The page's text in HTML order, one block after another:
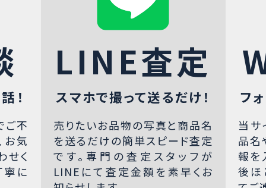
！
ご不
お気
せく
寧に
LINE査定
スマホで撮って送るだけ！
売りたいお品物の写真と商品名
を送るだけの簡単スピード査定
です。専門の査定スタッフが
LINEにて査定金額を素早くお
フ
当サ
品名
報を
後ほ